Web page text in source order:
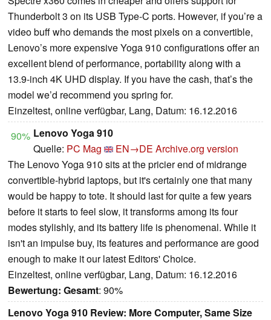
Thunderbolt 3 on its USB Type-C ports. However, if you’re a
video buff who demands the most pixels on a convertible,
Lenovo’s more expensive Yoga 910 configurations offer an
excellent blend of performance, portability along with a
13.9-inch 4K UHD display. If you have the cash, that’s the
model we’d recommend you spring for.
Einzeltest, online verfügbar, Lang, Datum: 16.12.2016
90% Lenovo Yoga 910
Quelle: PC Mag EN→DE Archive.org version
The Lenovo Yoga 910 sits at the pricier end of midrange
convertible-hybrid laptops, but it's certainly one that many
would be happy to tote. It should last for quite a few years
before it starts to feel slow, it transforms among its four
modes stylishly, and its battery life is phenomenal. While it
isn't an impulse buy, its features and performance are good
enough to make it our latest Editors' Choice.
Einzeltest, online verfügbar, Lang, Datum: 16.12.2016
Bewertung: Gesamt: 90%
Lenovo Yoga 910 Review: More Computer, Same Size